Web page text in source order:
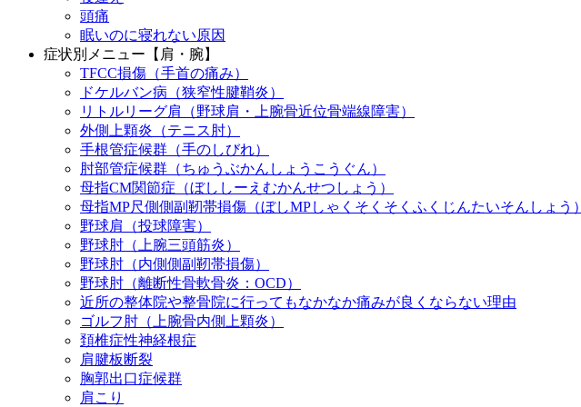
頭痛
眠いのに寝れない原因
症状別メニュー【肩・腕】
TFCC損傷（手首の痛み）
ドケルバン病（狭窄性腱鞘炎）
リトルリーグ肩（野球肩・上腕骨近位骨端線障害）
外側上顆炎（テニス肘）
手根管症候群（手のしびれ）
肘部管症候群（ちゅうぶかんしょうこうぐん）
母指CM関節症（ぼししーえむかんせつしょう）
母指MP尺側側副靭帯損傷（ぼしMPしゃくそくそくふくじんたいそんしょう）
野球肩（投球障害）
野球肘（上腕三頭筋炎）
野球肘（内側側副靭帯損傷）
野球肘（離断性骨軟骨炎：OCD）
近所の整体院や整骨院に行ってもなかなか痛みが良くならない理由
ゴルフ肘（上腕骨内側上顆炎）
頚椎症性神経根症
肩腱板断裂
胸郭出口症候群
肩こり